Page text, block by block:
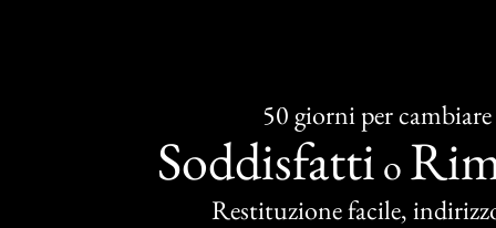
50 giorni per cambiare
Soddisfatti o
Restituzione facile,